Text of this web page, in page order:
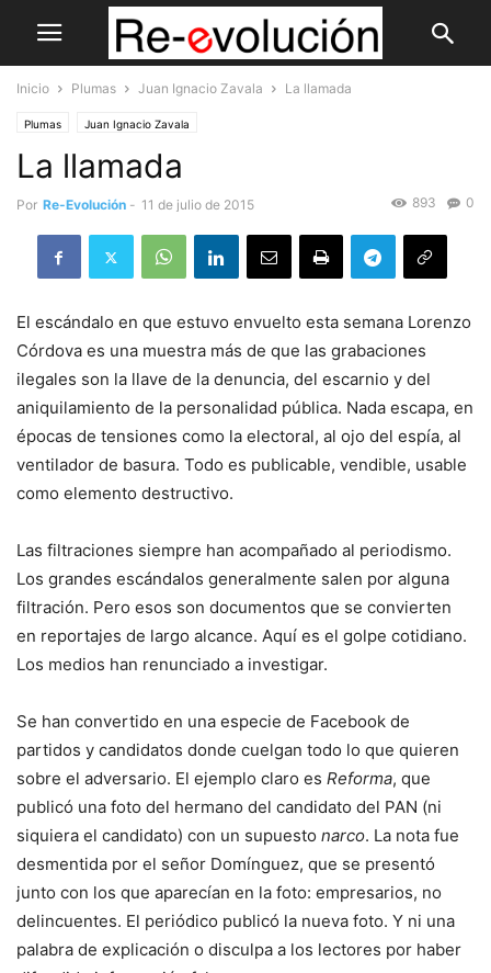
Inicio Plumas Juan Ignacio Zavala La llamada
Plumas Juan Ignacio Zavala
La llamada
Por Re-Evolución - 11 de julio de 2015 0
893
El escándalo en que estuvo envuelto esta semana Lorenzo
Córdova es una muestra más de que las grabaciones
ilegales son la llave de la denuncia, del escarnio y del
aniquilamiento de la personalidad pública. Nada escapa, en
épocas de tensiones como la electoral, al ojo del espía, al
ventilador de basura. Todo es publicable, vendible, usable
como elemento destructivo.
Las filtraciones siempre han acompañado al periodismo.
Los grandes escándalos generalmente salen por alguna
filtración. Pero esos son documentos que se convierten
en reportajes de largo alcance. Aquí es el golpe cotidiano.
Los medios han renunciado a investigar.
Se han convertido en una especie de Facebook de
partidos y candidatos donde cuelgan todo lo que quieren
sobre el adversario. El ejemplo claro es Reforma, que
publicó una foto del hermano del candidato del PAN (ni
siquiera el candidato) con un supuesto narco. La nota fue
desmentida por el señor Domínguez, que se presentó
junto con los que aparecían en la foto: empresarios, no
delincuentes. El periódico publicó la nueva foto. Y ni una
palabra de explicación o disculpa a los lectores por haber